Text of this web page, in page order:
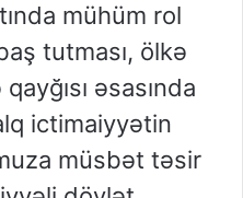
mühüm rol
tutması, ölkə
əsasında
ictimaiyyətin
müsbət təsir